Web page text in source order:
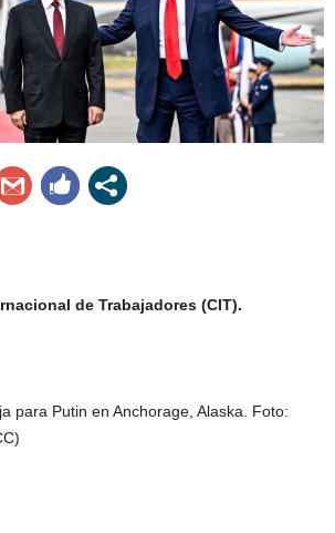
de Trabajadores (CIT).
para Putin en Anchorage, Alaska. Foto: